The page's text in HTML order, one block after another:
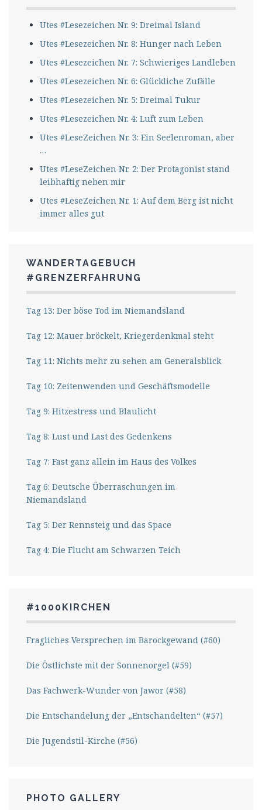
Utes #Lesezeichen Nr. 9: Dreimal Island
Utes #Lesezeichen Nr. 8: Hunger nach Leben
Utes #Lesezeichen Nr. 7: Schwieriges Landleben
Utes #Lesezeichen Nr. 6: Glückliche Zufälle
Utes #Lesezeichen Nr. 5: Dreimal Tukur
Utes #Lesezeichen Nr. 4: Luft zum Leben
Utes #LeseZeichen Nr. 3: Ein Seelenroman, aber
…
Utes #LeseZeichen Nr. 2: Der Protagonist stand
leibhaftig neben mir
Utes #LeseZeichen Nr. 1: Auf dem Berg ist nicht
immer alles gut
WANDERTAGEBUCH
#GRENZERFAHRUNG
Tag 13: Der böse Tod im Niemandsland
Tag 12: Mauer bröckelt, Kriegerdenkmal steht
Tag 11: Nichts mehr zu sehen am Generalsblick
Tag 10: Zeitenwenden und Geschäftsmodelle
Tag 9: Hitzestress und Blaulicht
Tag 8: Lust und Last des Gedenkens
Tag 7: Fast ganz allein im Haus des Volkes
Tag 6: Deutsche Überraschungen im
Niemandsland
Tag 5: Der Rennsteig und das Space
Tag 4: Die Flucht am Schwarzen Teich
#1000KIRCHEN
Fragliches Versprechen im Barockgewand (#60)
Die Östlichste mit der Sonnenorgel (#59)
Das Fachwerk-Wunder von Jawor (#58)
Die Entschandelung der „Entschandelten“ (#57)
Die Jugendstil-Kirche (#56)
PHOTO GALLERY